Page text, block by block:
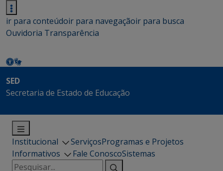
ir para conteúdoir para navegaçãoir para busca
Ouvidoria Transparência
SED
Secretaria de Estado de Educação
Institucional ServiçosProgramas e Projetos
Informativos
Fale ConoscoSistemas
Pesquisar